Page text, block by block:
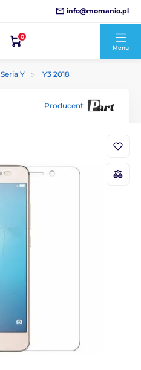
info@momanio.pl
0
Menu
Seria Y Y3 2018
Producent